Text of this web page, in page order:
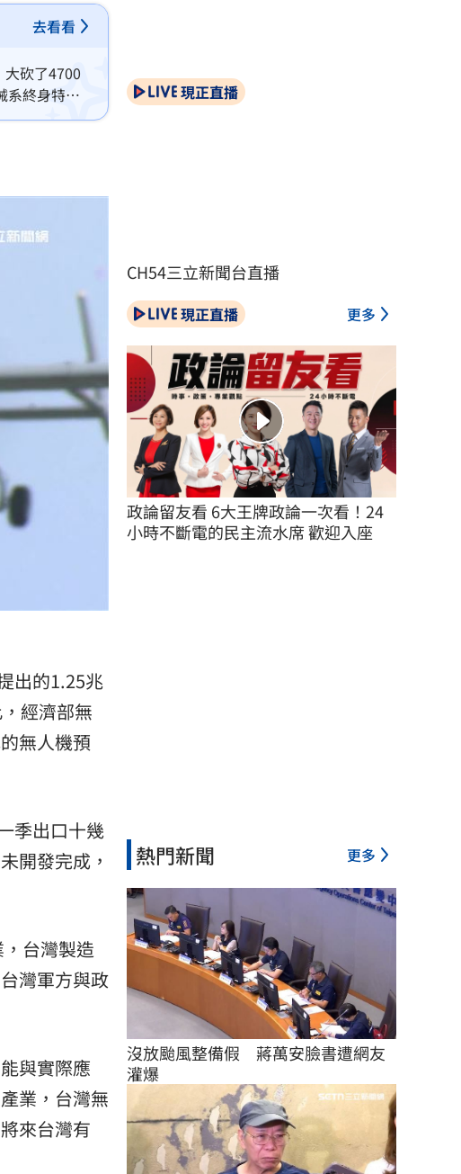
去看看
砍了4700
系終身特聘
出的1.25兆
經濟部無
無人機預
季出口十幾
開發完成，
台灣製造
灣軍方與政
與實際應
業，台灣無
來台灣有
現正直播
CH54三立新聞台直播
現正直播 更多
政論留友看 6大王牌政論一次看！24
小時不斷電的民主流水席 歡迎入座
熱門新聞 更多
沒放颱風整備假　蔣萬安臉書遭網友
灌爆